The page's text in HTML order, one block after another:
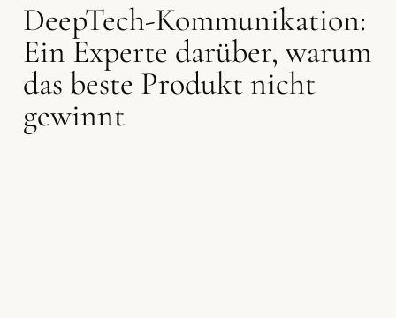
DeepTech-Kommunikation:
Ein Experte darüber, warum
das beste Produkt nicht
gewinnt